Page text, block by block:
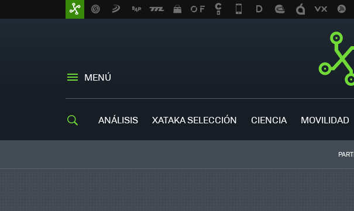
MENÚ
ANÁLISIS XATAKA SELECCIÓN CIENCIA MOVILIDAD